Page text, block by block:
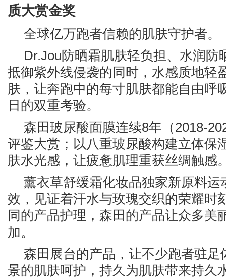
质大赏金奖
全球亿万跑者信赖的肌肤守护者。
Dr.Jou防晒霜肌肤轻负担、水润防
抵御紫外线侵袭的同时，水感质地轻
肤，让奔跑中的每寸肌肤都能自由呼
日的双重考验。
森田玻尿酸面膜连续8年（2018-
评鉴大赏；以八重玻尿酸构建立体保
肤水光感，让疲惫肌理重获丝绸触感
薰衣草舒缓霜化妆品独家新原料运
效，见证着汗水与玫瑰交织的荣耀时
同的产品护理，森田的产品让众多美
加。
森田展台的产品，让不少跑者驻足
景的肌肤呵护，持久为肌肤带来持久